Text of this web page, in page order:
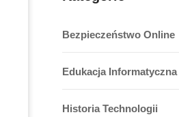
Bezpieczeństwo Online
Edukacja Informatyczna
Historia Technologii